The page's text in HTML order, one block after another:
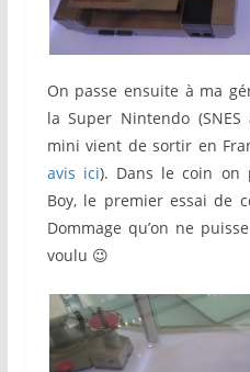
On passe ensuite à ma
la Super Nintendo
mini vient de sortir en
avis ici). Dans le coin on
Boy, le premier essai de
Dommage qu’on ne
voulu 😉